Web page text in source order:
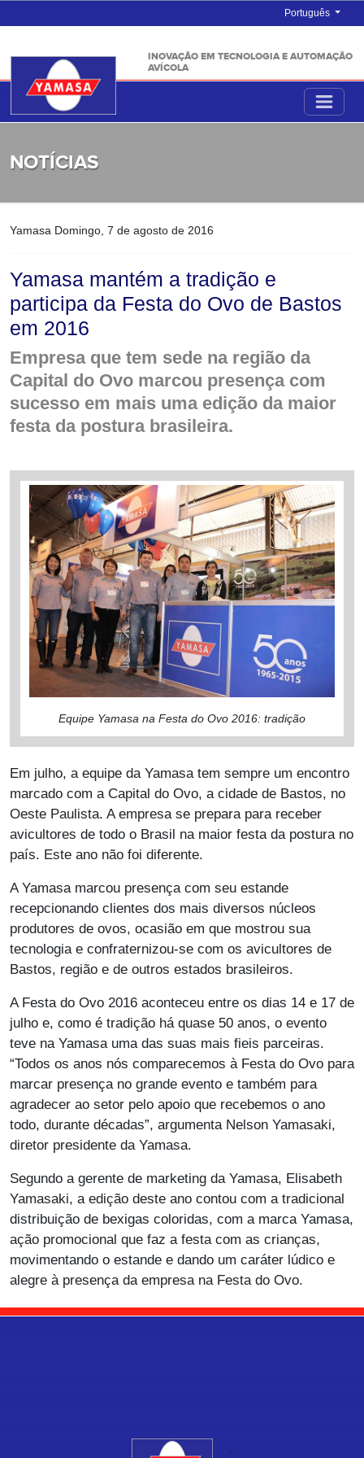
Português
INOVAÇÃO EM TECNOLOGIA E AUTOMAÇÃO
AVÍCOLA
NOTÍCIAS
Yamasa Domingo, 7 de agosto de 2016
Yamasa mantém a tradição e
participa da Festa do Ovo de Bastos
em 2016
Empresa que tem sede na região da
Capital do Ovo marcou presença com
sucesso em mais uma edição da maior
festa da postura brasileira.
Equipe Yamasa na Festa do Ovo 2016: tradição
Em julho, a equipe da Yamasa tem sempre um encontro
marcado com a Capital do Ovo, a cidade de Bastos, no
Oeste Paulista. A empresa se prepara para receber
avicultores de todo o Brasil na maior festa da postura no
país. Este ano não foi diferente.
A Yamasa marcou presença com seu estande
recepcionando clientes dos mais diversos núcleos
produtores de ovos, ocasião em que mostrou sua
tecnologia e confraternizou-se com os avicultores de
Bastos, região e de outros estados brasileiros.
A Festa do Ovo 2016 aconteceu entre os dias 14 e 17 de
julho e, como é tradição há quase 50 anos, o evento
teve na Yamasa uma das suas mais fieis parceiras.
“Todos os anos nós comparecemos à Festa do Ovo para
marcar presença no grande evento e também para
agradecer ao setor pelo apoio que recebemos o ano
todo, durante décadas”, argumenta Nelson Yamasaki,
diretor presidente da Yamasa.
Segundo a gerente de marketing da Yamasa, Elisabeth
Yamasaki, a edição deste ano contou com a tradicional
distribuição de bexigas coloridas, com a marca Yamasa,
ação promocional que faz a festa com as crianças,
movimentando o estande e dando um caráter lúdico e
alegre à presença da empresa na Festa do Ovo.
.